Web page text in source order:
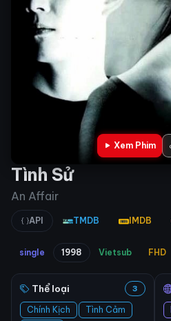
Xem Phim
Tình Sử
An Affair
API TMDB IMDB
single 1998 Vietsub FHD
Thể loại 3
Chính Kịch
Tình Cảm